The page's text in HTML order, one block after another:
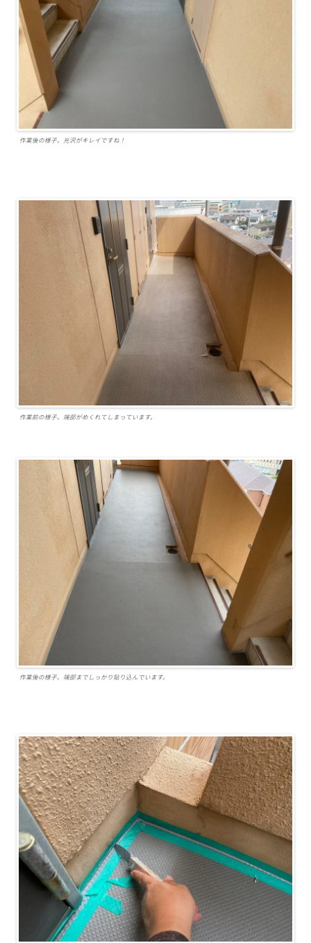
作業後の様子。光沢がキレイですね！
作業前の様子。端部がめくれてしまっています。
作業後の様子。端部までしっかり貼り込んでいます。